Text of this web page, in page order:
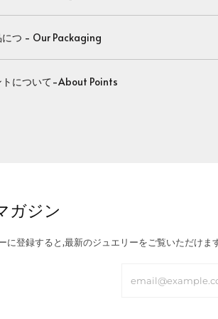
につ - Our Packaging
トについて-About Points
ガジン
に登録すると,最新のジュエリーをご覧いただけます